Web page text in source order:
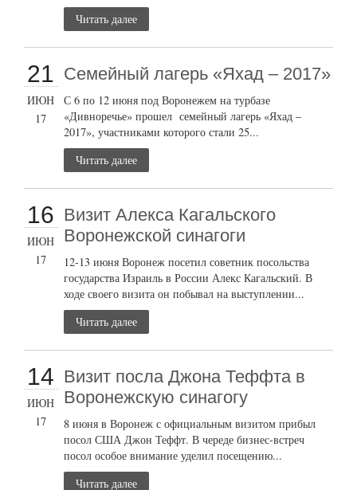
Читать далее
21
ИЮН
17
Семейный лагерь «Яхад – 2017»
С 6 по 12 июня под Воронежем на турбазе
«Дивноречье» прошел семейный лагерь «Яхад –
2017», участниками которого стали 25...
Читать далее
16
ИЮН
17
Визит Алекса Кагальского
Воронежской синагоги
12-13 июня Воронеж посетил советник посольства
государства Израиль в России Алекс Кагальский. В
ходе своего визита он побывал на выступлении...
Читать далее
14
ИЮН
17
Визит посла Джона Теффта в
Воронежскую синагогу
8 июня в Воронеж с официальным визитом прибыл
посол США Джон Теффт. В череде бизнес-встреч
посол особое внимание уделил посещению...
Читать далее